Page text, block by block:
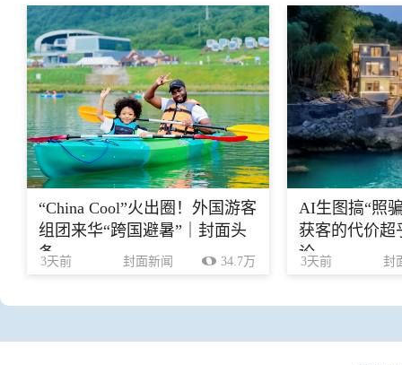
“China Cool”火出圈！外国游客
组团来华“跨国避暑”｜封面头
条
3天前 封面新闻 34.7万
AI生图搞“照
获客的代价超
论
3天前 封